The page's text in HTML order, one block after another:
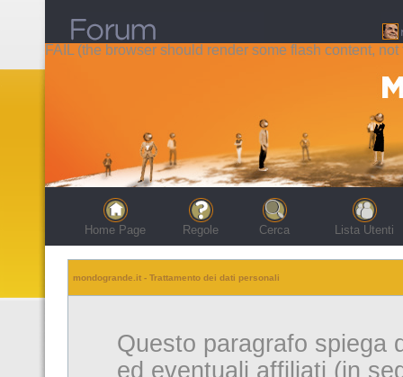
FAIL (the browser should render some flash content, not
Home Page Regole Cerca Lista Utenti
mondogrande.it - Trattamento dei dati personali
Questo paragrafo spiega
ed eventuali affiliati (in